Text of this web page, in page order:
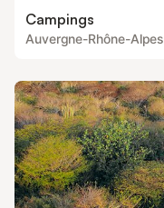
Campings
Auvergne-Rhône-Alpes